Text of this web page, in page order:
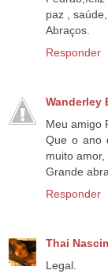
paz ,
Abraços.
Responder
Wanderley
Meu amigo
Que o ano
muito
Grande
Responder
Thai
Legal.